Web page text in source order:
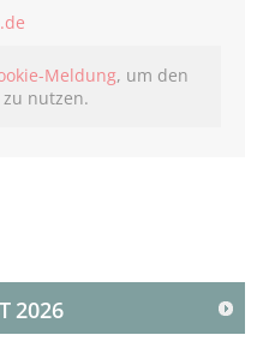
Meldung, um den
nutzen.
2026